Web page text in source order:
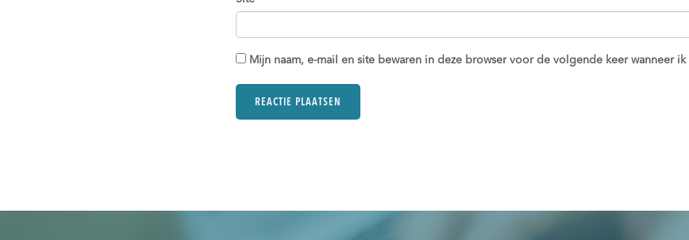
Mijn naam, e-mail en site bewaren in deze browser voor de volgende keer wanneer ik